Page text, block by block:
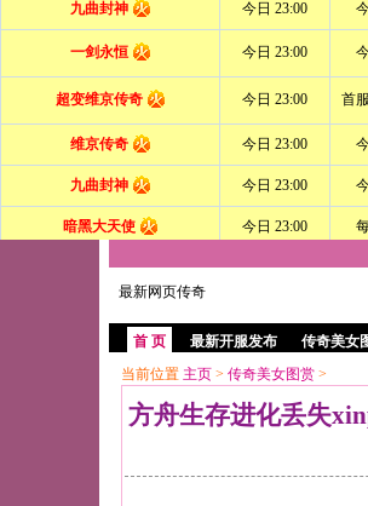
最新网页传奇
首 页 最新开服发布 传奇美女
当前位置 主页 > 传奇美女图赏 >
方舟生存进化丢失